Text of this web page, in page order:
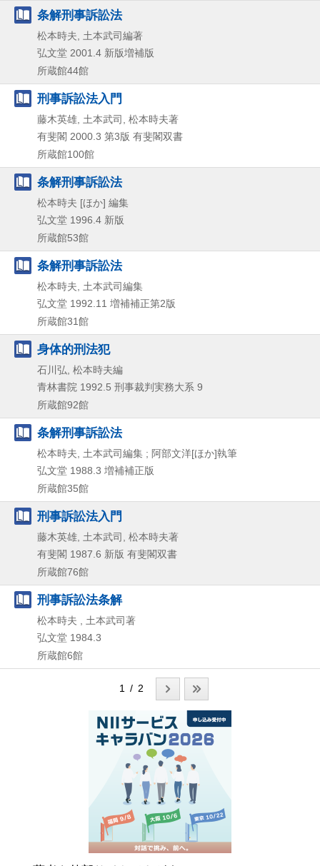
条解刑事訴訟法
松本時夫, 土本武司編著
弘文堂 2001.4 新版増補版
所蔵館44館
刑事訴訟法入門
藤木英雄, 土本武司, 松本時夫著
有斐閣 2000.3 第3版 有斐閣双書
所蔵館100館
条解刑事訴訟法
松本時夫 [ほか] 編集
弘文堂 1996.4 新版
所蔵館53館
条解刑事訴訟法
松本時夫, 土本武司編集
弘文堂 1992.11 増補補正第2版
所蔵館31館
身体的刑法犯
石川弘, 松本時夫編
青林書院 1992.5 刑事裁判実務大系 9
所蔵館92館
条解刑事訴訟法
松本時夫, 土本武司編集 ; 阿部文洋[ほか]執筆
弘文堂 1988.3 増補補正版
所蔵館35館
刑事訴訟法入門
藤木英雄, 土本武司, 松本時夫著
有斐閣 1987.6 新版 有斐閣双書
所蔵館76館
刑事訴訟法条解
松本時夫 , 土本武司著
弘文堂 1984.3
所蔵館6館
1 / 2